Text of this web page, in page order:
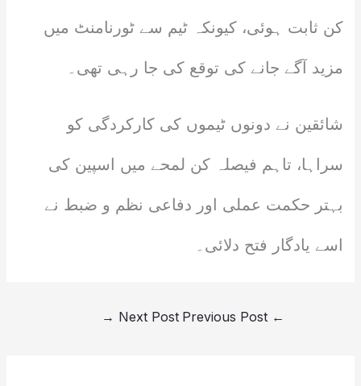
کن ثابت ہوئی، کیونکہ ٹیم سے ٹورنامنٹ میں
مزید آگے جانے کی توقع کی جا رہی تھی۔
شائقین نے دونوں ٹیموں کی کارکردگی کو
سراہا، تاہم فیصلہ کن لمحے میں اسپین کی
بہتر حکمت عملی اور دفاعی نظم و ضبط نے
اسے یادگار فتح دلائی۔
←
Next Post
→